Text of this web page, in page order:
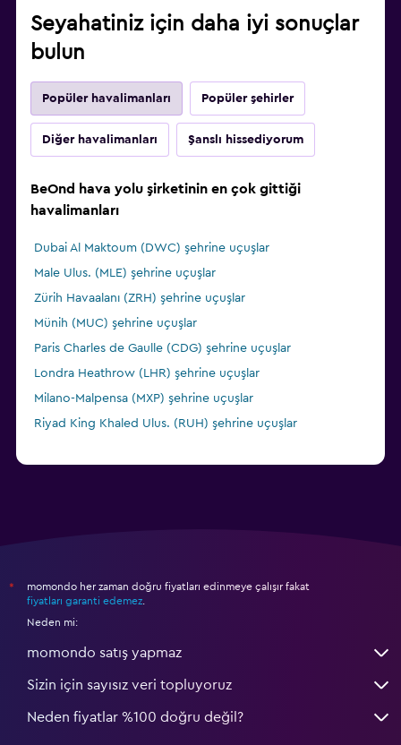
Seyahatiniz için daha iyi sonuçlar
bulun
Popüler havalimanları Popüler şehirler
Diğer havalimanları Şanslı hissediyorum
BeOnd hava yolu şirketinin en çok gittiği
havalimanları
Dubai Al Maktoum (DWC) şehrine uçuşlar
Male Ulus. (MLE) şehrine uçuşlar
Zürih Havaalanı (ZRH) şehrine uçuşlar
Münih (MUC) şehrine uçuşlar
Paris Charles de Gaulle (CDG) şehrine uçuşlar
Londra Heathrow (LHR) şehrine uçuşlar
Milano-Malpensa (MXP) şehrine uçuşlar
Riyad King Khaled Ulus. (RUH) şehrine uçuşlar
*
momondo her zaman doğru fiyatları edinmeye çalışır fakat
fiyatları garanti edemez
Neden mi:
momondo satış yapmaz
Sizin için sayısız veri topluyoruz
Neden fiyatlar %100 doğru değil?